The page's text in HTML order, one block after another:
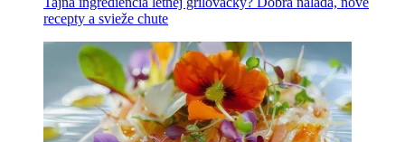
recepty a svieže chute